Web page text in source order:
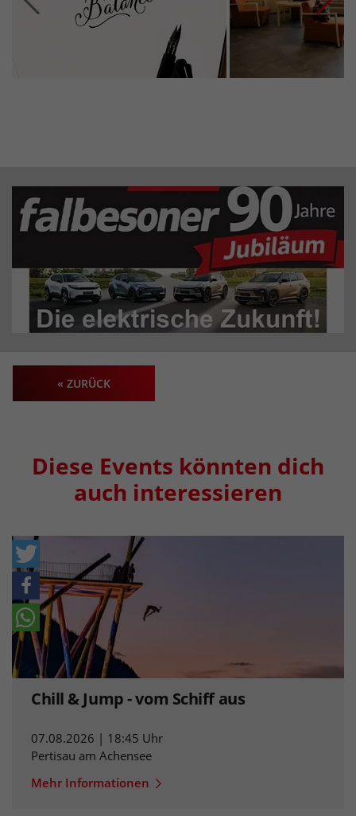
« ZURÜCK
Diese Events könnten dich
auch interessieren
Chill & Jump - vom Schiff aus
07.08.2026 | 18:45 Uhr
Pertisau am Achensee
Mehr Informationen